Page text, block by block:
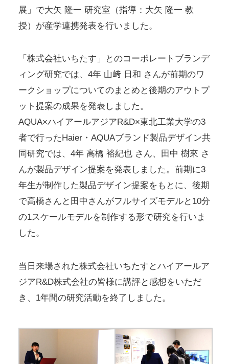
展」で大矢 隆一 研究室（指導：大矢 隆一 教
授）が産学連携発表を行いました。
「株式会社いちたす」とのコーポレートブランデ
ィング研究では、4年 山﨑 日和 さんが前期のワ
ークショップについてのまとめと後期のアウトプ
ット提案の成果を発表しました。
AQUA×ハイアールアジアR&D×東北工業大学の3
者で行ったHaier・AQUAブランド製品デザイン共
同研究では、4年 高橋 裕紀也 さん、田中 樹來 さ
んが製品デザイン提案を発表しました。前期に3
年生が制作した製品デザイン提案をもとに、後期
で高橋さんと田中さんがフルサイズモデルと10分
の1スケールモデルを制作する形で研究を行いま
した。
当日来場された株式会社いちたすとハイアールア
ジアR&D株式会社の皆様に講評と感想をいただ
き、1年間の研究活動を終了しました。